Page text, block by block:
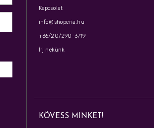
Kapcsolat
info@shoperia.hu
+36/20/290-3719
Írj nekünk
KÖVESS MINKET!